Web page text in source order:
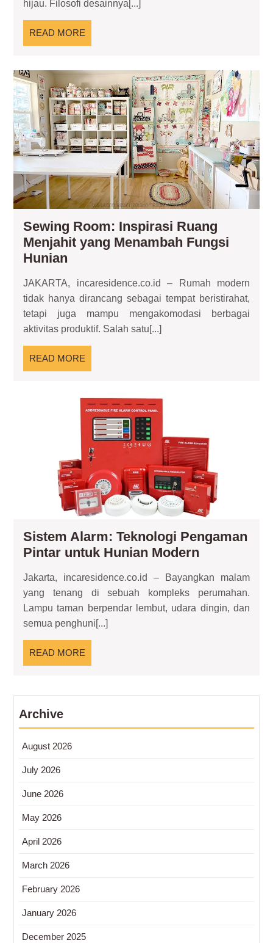
Alam
hijau. Filosofi desainnya[...]
READ MORE
MORE
Sewing Room: Inspirasi Ruang
Menjahit yang Menambah Fungsi
Hunian
Inspirasi
Ruang
Menjahit
yang
Menambah
Fungsi
JAKARTA, incaresidence.co.id – Rumah modern
tidak hanya dirancang sebagai tempat beristirahat,
tetapi juga mampu mengakomodasi berbagai
aktivitas produktif. Salah satu[...]
READ MORE
MORE
Sistem Alarm: Teknologi Pengaman
Pintar untuk Hunian Modern
Teknologi
Pengaman
Pintar
Jakarta, incaresidence.co.id – Bayangkan malam
yang tenang di sebuah kompleks perumahan.
Lampu taman berpendar lembut, udara dingin, dan
semua penghuni[...]
READ MORE
MORE
Archive
August 2026
July 2026
June 2026
May 2026
April 2026
March 2026
February 2026
January 2026
December 2025